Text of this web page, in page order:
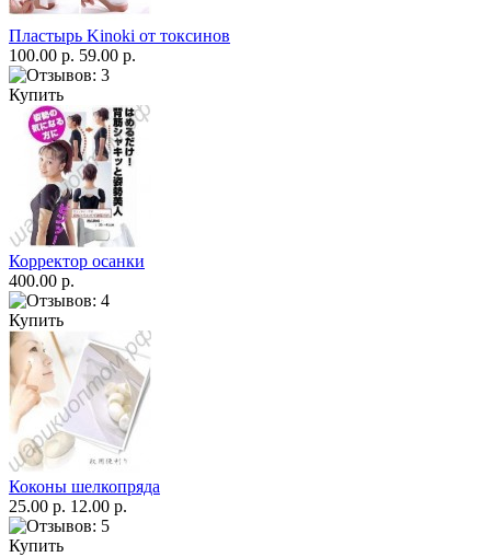
Пластырь Kinoki от токсинов
100.00 р. 59.00 р.
Купить
Корректор осанки
400.00 р.
Купить
Коконы шелкопряда
25.00 р. 12.00 р.
Купить